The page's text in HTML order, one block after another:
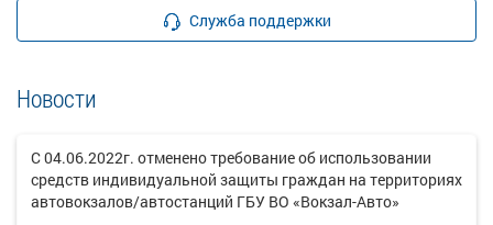
Служба поддержки
Новости
С 04.06.2022г. отменено требование об использовании
средств индивидуальной защиты граждан на территориях
автовокзалов/автостанций ГБУ ВО «Вокзал-Авто»